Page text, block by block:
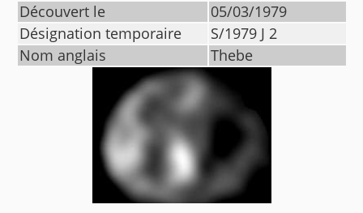
Découvert le
05/03/1979
Désignation temporaire
S/1979 J 2
Nom anglais
Thebe